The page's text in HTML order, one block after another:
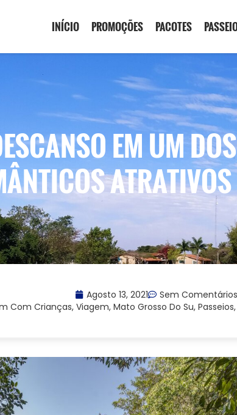
INÍCIO PROMOÇÕES PACOTES
EM UM
Agosto 13, 2021
Sem Comentários
Com Crianças, Viagem, Mato Grosso Do Su, Passeios,